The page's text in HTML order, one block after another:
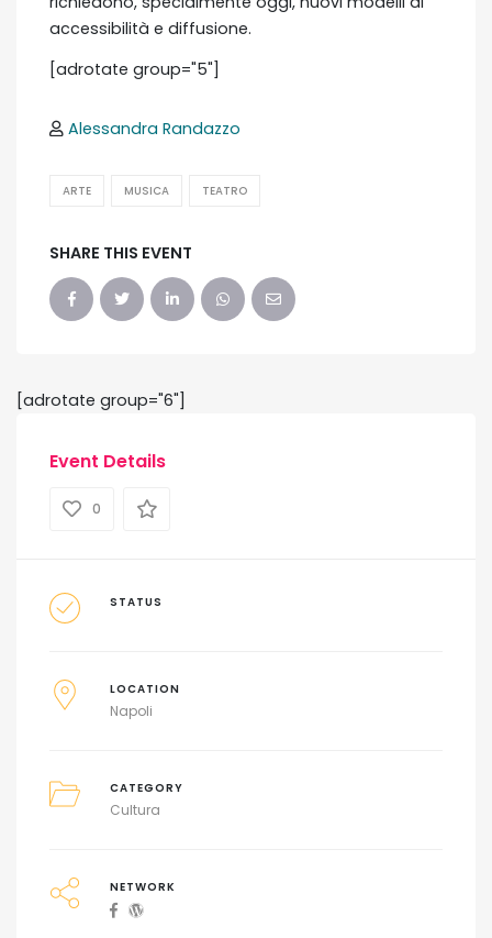
accessibilità e diffusione.
[adrotate group="5"]
Alessandra Randazzo
ARTE MUSICA TEATRO
SHARE THIS EVENT
[adrotate group="6"]
Event Details
0
STATUS
LOCATION
Napoli
CATEGORY
Cultura
NETWORK